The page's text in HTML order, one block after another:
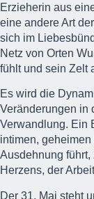
Erzieherin aus
eine andere Art
sich im
Netz von Orten
fühlt und sein Zelt
Es wird die
Veränderungen in
Verwandlung. Ein
intimen,
Ausdehnung
Herzens, der
Der 31. Mai steht